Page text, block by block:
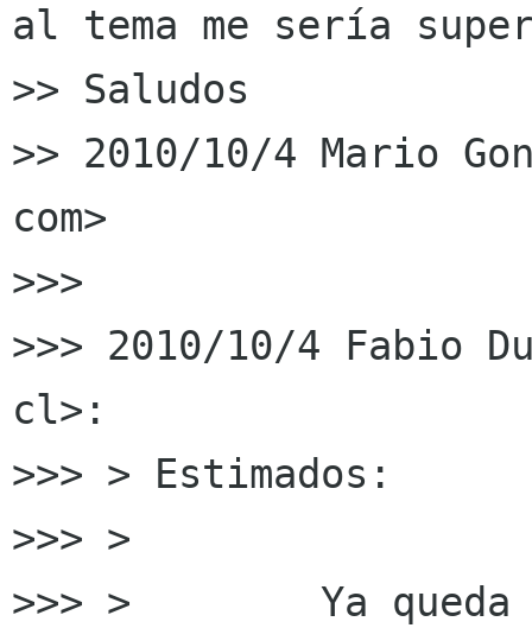
al tema me sería
>> Saludos
>> 2010/10/4 Mario
com>
>>>
>>> 2010/10/4 Fabio
cl>:
>>> > Estimados:
>>> >
>>> >        Ya